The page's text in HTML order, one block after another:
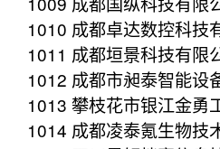
1010 成都卓达数控科技
1011 成都垣景科技有限
1012 成都市昶泰智能设
1013 攀枝花市银江金勇
1014 成都凌泰氪生物技